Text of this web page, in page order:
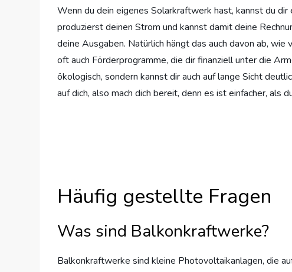
Wenn du dein eigenes Solarkraftwerk hast, kannst du
produzierst deinen Strom und kannst damit deine
deine Ausgaben. Natürlich hängt das auch davon ab,
oft auch Förderprogramme, die dir finanziell unter die
ökologisch, sondern kannst dir auch auf lange Sicht
auf dich, also mach dich bereit, denn es ist einfacher, als
Häufig gestellte Fragen
Was sind Balkonkraftwerke?
Balkonkraftwerke sind kleine Photovoltaikanlagen, die